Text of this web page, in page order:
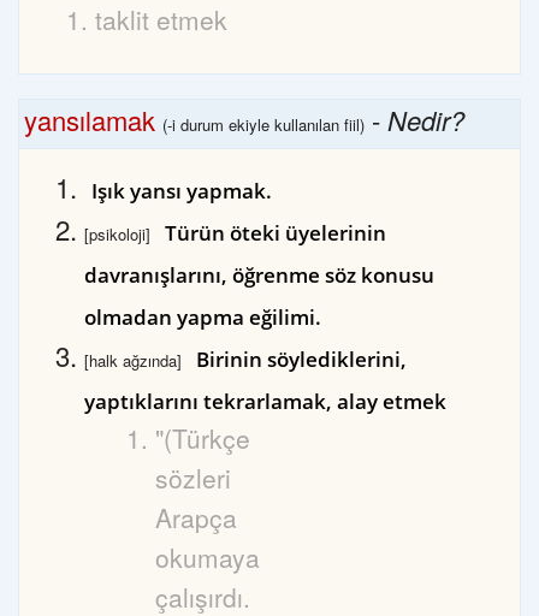
taklit etmek
yansılamak (-i durum ekiyle kullanılan fiil) -Nedir?
Işık yansı yapmak.
[psikoloji]
Türün öteki üyelerinin
davranışlarını, öğrenme söz konusu
olmadan yapma eğilimi.
[halk ağzında]
Birinin söylediklerini,
yaptıklarını tekrarlamak, alay etmek
"(Türkçe
sözleri
Arapça
okumaya
çalışırdı.